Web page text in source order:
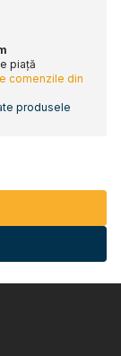
piață
comenzile din
produsele